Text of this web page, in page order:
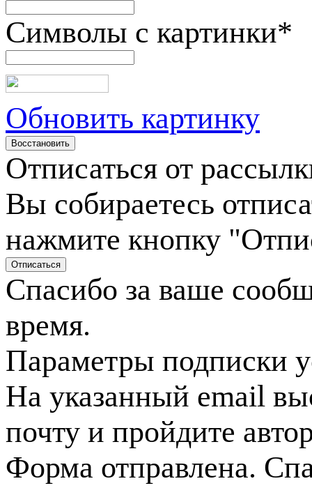
Символы с картинки*
Обновить картинку
Отписаться от
Вы собираетесь
нажмите кнопку
Спасибо за ваше
время.
Параметры подписки
На указанный email
почту и пройдите
Форма отправлена.